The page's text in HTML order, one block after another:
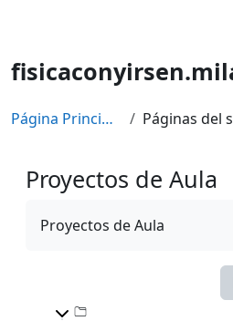
Página Principal
Proyectos de Aula
Proyectos de Aula